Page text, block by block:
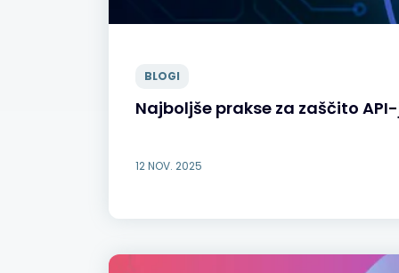
BLOGI
Najboljše prakse za zaščito
12 NOV. 2025